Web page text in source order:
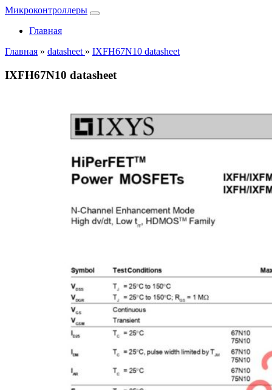
Микроконтроллеры
Главная
Главная » datasheet » IXFH67N10 datasheet
IXFH67N10 datasheet